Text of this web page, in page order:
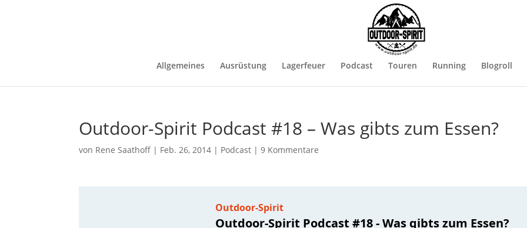
Allgemeines Ausrüstung Lagerfeuer Podcast Touren Running Blogroll
Outdoor-Spirit Podcast #18 – Was gibts zum Essen?
von Rene Saathoff | Feb. 26, 2014 | Podcast |9 Kommentare